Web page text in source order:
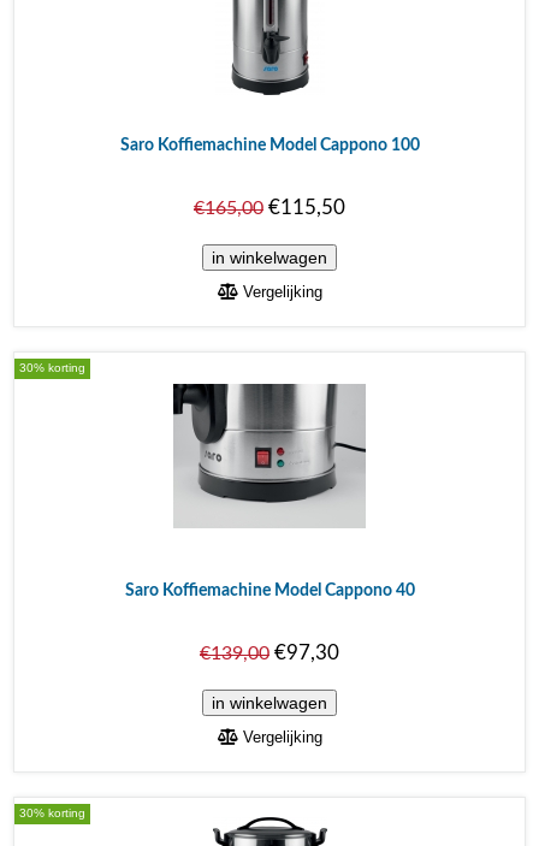
Saro Koffiemachine Model Cappono 100
€165,00 €115,50
Vergelijking
30% korting
Saro Koffiemachine Model Cappono 40
€139,00 €97,30
Vergelijking
30% korting